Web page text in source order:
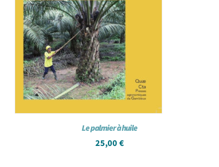
Le palmier à huile
25,00 €